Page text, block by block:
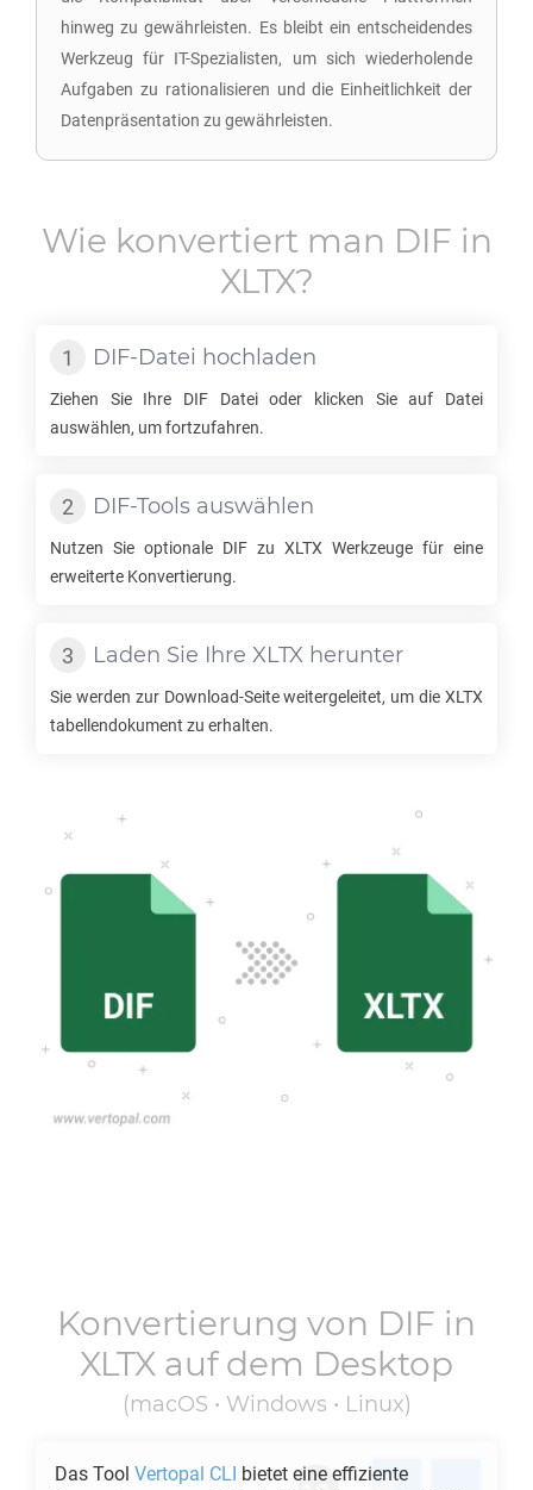
hinweg zu gewährleisten. Es bleibt ein entscheidendes
Werkzeug für IT-Spezialisten, um sich wiederholende
Aufgaben zu rationalisieren und die Einheitlichkeit der
Datenpräsentation zu gewährleisten.
Wie konvertiert man DIF in
XLTX?
DIF-Datei hochladen
Ziehen Sie Ihre DIF Datei oder klicken Sie auf Datei
auswählen, um fortzufahren.
DIF-Tools auswählen
Nutzen Sie optionale DIF zu XLTX Werkzeuge für eine
erweiterte Konvertierung.
Laden Sie Ihre XLTX herunter
Sie werden zur Download-Seite weitergeleitet, um die XLTX
tabellendokument zu erhalten.
Konvertierung von DIF in
XLTX auf dem Desktop
(macOS • Windows • Linux)
Das Tool Vertopal CLI bietet eine effiziente